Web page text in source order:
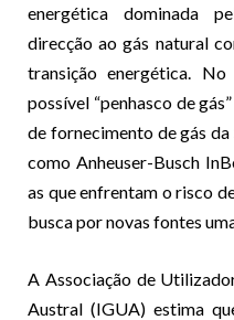
energética dominada
direcção ao gás natural
transição energética.
possível “penhasco de
de fornecimento de gás da
como Anheuser-Busch
as que enfrentam o risco
busca por novas fontes
A Associação de
Austral (IGUA) estima